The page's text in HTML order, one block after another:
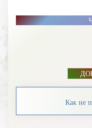
Как не